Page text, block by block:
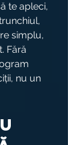
te apleci,
simplu,
Fără
nu un